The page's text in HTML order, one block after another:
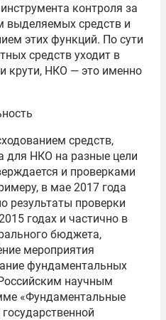
контроля за
выделяемых средств и
этих функций. По сути
средств уходит в
крути, НКО — это именно
средств,
для НКО на разные цели
и проверками
в мае 2017 года
результаты проверки
годах и частично в
бюджета,
мероприятия
фундаментальных
научным
«Фундаментальные